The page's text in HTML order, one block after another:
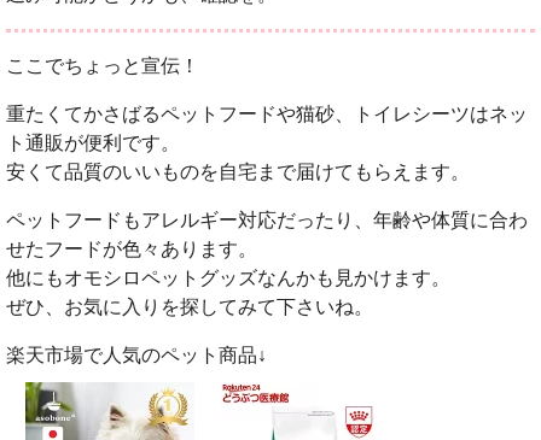
ここでちょっと宣伝！
重たくてかさばるペットフードや猫砂、トイレシーツはネッ
ト通販が便利です。
安くて品質のいいものを自宅まで届けてもらえます。
ペットフードもアレルギー対応だったり、年齢や体質に合わ
せたフードが色々あります。
他にもオモシロペットグッズなんかも見かけます。
ぜひ、お気に入りを探してみて下さいね。
楽天市場で人気のペット商品↓